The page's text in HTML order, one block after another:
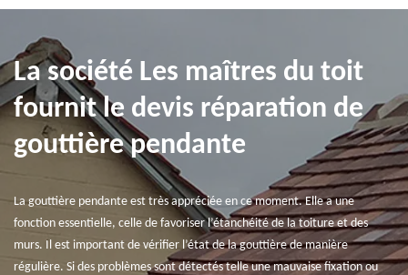
La société Les maîtres du toit
fournit le devis réparation de
gouttière pendante
La gouttière pendante est très appréciée en ce moment. Elle a une
fonction essentielle, celle de favoriser l’étanchéité de la toiture et des
murs. Il est important de vérifier l’état de la gouttière de manière
régulière. Si des problèmes sont détectés telle une mauvaise fixation ou